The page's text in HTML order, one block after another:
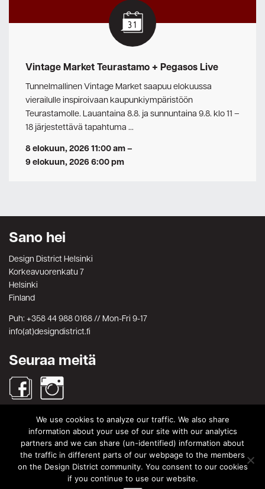
Vintage Market Teurastamo + Pegasos Live
Tunnelmallinen Vintage Market saapuu elokuussa
vierailulle inspiroivaan kaupunkiympäristöön
Teurastamolle. Lauantaina 8.8. ja sunnuntaina 9.8. klo 11 –
18 järjestettävä tapahtuma …
8 elokuun, 2026 11:00 am–
9 elokuun, 2026 6:00 pm
Sano hei
Design District Helsinki
Korkeavuorenkatu 7
Helsinki
Finland
Puh: +358 44 988 0168 // Mon-Fri 9-17
info(at)designdistrict.fi
Seuraa meitä
Haku
Search
for:
Search
© Design District Helsinki 2026. Crafted byPixels
We use cookies to analyze our traffic. We also share
information about your use of our site with our analytics
partners and we can share (un-identified) information about
the traffic in different parts of our webpage to the members
on the Design District community. You consent to our cookies
if you continue to use our website.